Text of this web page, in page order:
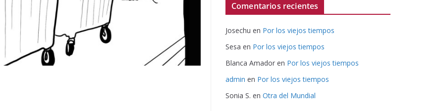
Comentarios recientes
Josechu en Por los viejos tiempos
Sesa en Por los viejos tiempos
Blanca Amador en Por los viejos tiempos
admin en Por los viejos tiempos
Sonia S. en Otra del Mundial